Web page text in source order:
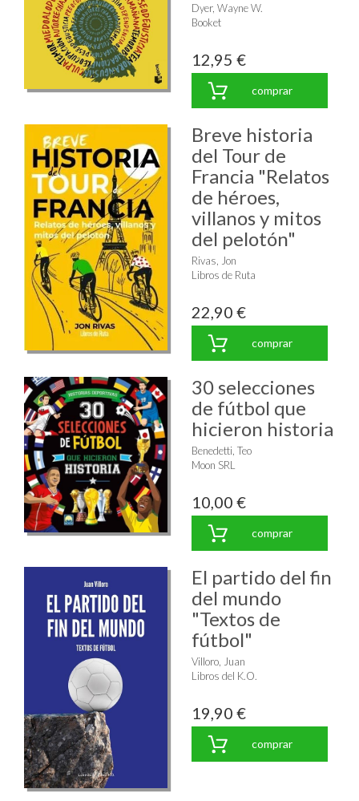
Dyer, Wayne W.
Booket
12,95 €
comprar
Breve historia
del Tour de
Francia "Relatos
de héroes,
villanos y mitos
del pelotón"
Rivas, Jon
Libros de Ruta
22,90 €
comprar
30 selecciones
de fútbol que
hicieron historia
Benedetti, Teo
Moon SRL
10,00 €
comprar
El partido del fin
del mundo
"Textos de
fútbol"
Villoro, Juan
Libros del K.O.
19,90 €
comprar